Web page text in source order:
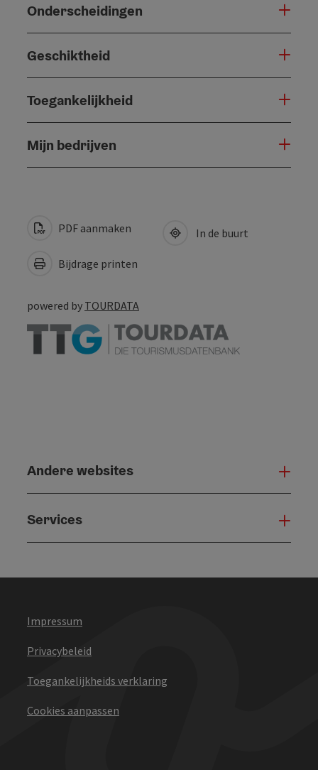
Onderscheidingen
Geschiktheid
Toegankelijkheid
Mijn bedrijven
PDF aanmaken
Bijdrage printen
In de buurt
powered by TOURDATA
Andere websites
Services
Impressum
Privacybeleid
Toegankelijkheids verklaring
Cookies aanpassen